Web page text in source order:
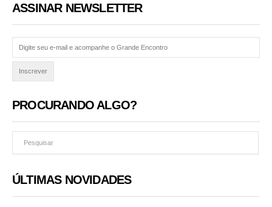
ASSINAR NEWSLETTER
PROCURANDO ALGO?
ÚLTIMAS NOVIDADES